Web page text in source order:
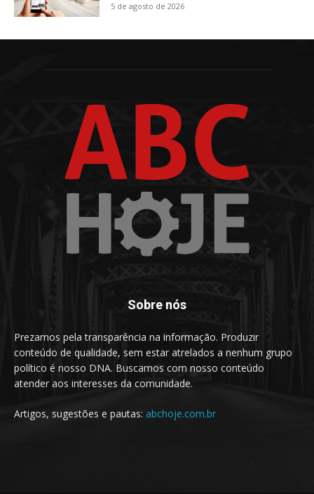
5 de agosto de 2026
Sobre nós
Prezamos pela transparência na informação. Produzir
conteúdo de qualidade, sem estar atrelados a nenhum grupo
político é nosso DNA. Buscamos com nosso conteúdo
atender aos interesses da comunidade.
Artigos, sugestões e pautas: abchoje.com.br